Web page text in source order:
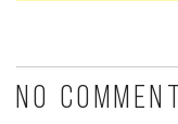
NO COMMENT